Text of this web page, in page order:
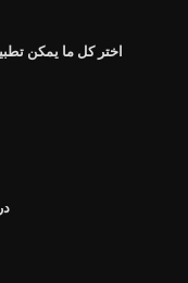
اختر كل ما يمكن